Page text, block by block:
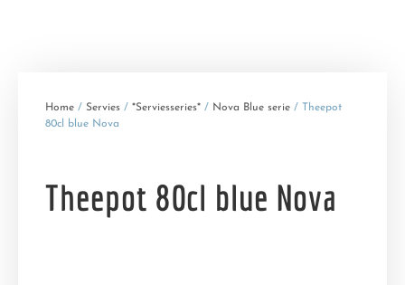
Home / Servies / *Serviesseries* / Nova Blue serie / Theepot
80cl blue Nova
Theepot 80cl blue Nova